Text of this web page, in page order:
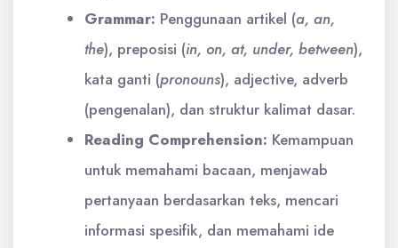
Grammar: Penggunaan artikel (a, an,
the), preposisi (in, on, at, under, between),
kata ganti (pronouns), adjective, adverb
(pengenalan), dan struktur kalimat dasar.
Reading Comprehension: Kemampuan
untuk memahami bacaan, menjawab
pertanyaan berdasarkan teks, mencari
informasi spesifik, dan memahami ide